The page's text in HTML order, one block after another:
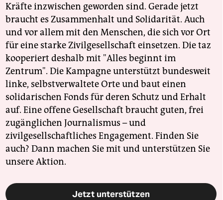
Kräfte inzwischen geworden sind. Gerade jetzt
braucht es Zusammenhalt und Solidarität. Auch
und vor allem mit den Menschen, die sich vor Ort
für eine starke Zivilgesellschaft einsetzen. Die taz
kooperiert deshalb mit "Alles beginnt im
Zentrum". Die Kampagne unterstützt bundesweit
linke, selbstverwaltete Orte und baut einen
solidarischen Fonds für deren Schutz und Erhalt
auf. Eine offene Gesellschaft braucht guten, frei
zugänglichen Journalismus – und
zivilgesellschaftliches Engagement. Finden Sie
auch? Dann machen Sie mit und unterstützen Sie
unsere Aktion.
Jetzt unterstützen